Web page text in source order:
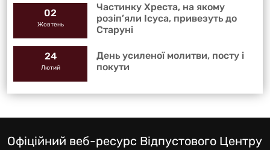
02
Жовтень
Частинку Хреста, на якому
розіп’яли Ісуса, привезуть до
Старуні
24
Лютий
День усиленої молитви, посту і
покути
Офіційний веб-ресурс Відпустового Центру